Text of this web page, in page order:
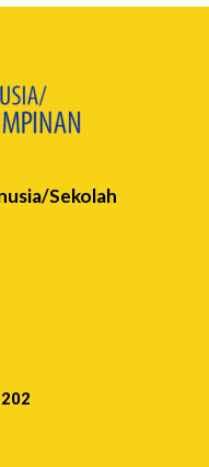
Sekolah